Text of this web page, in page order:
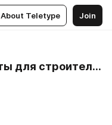
About Teletype Join
Solidtech - композиты для строительства